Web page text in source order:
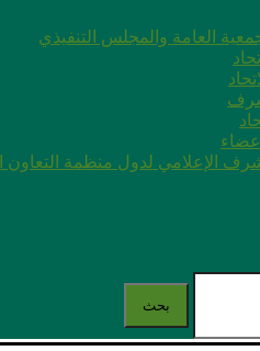
العامة والمجلس التنفيذي
الإعلامي لدول منظمة التعاون
بحث